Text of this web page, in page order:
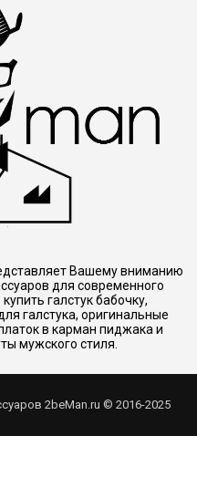
Вашему вниманию
для современного
галстук бабочку,
галстука, оригинальные
в карман пиджака и
мужского стиля.
2beMan.ru © 2016-2025